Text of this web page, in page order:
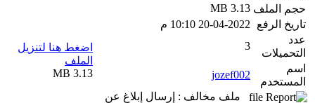
حجم الملف 3.13 MB
تاريخ الرفع
20-04-2022 10:10 م
عدد
التحميلات
3
اسم
المستخدم
jozef002
ملف مخالف : إرسال إبلاغ عن
اضغط هنا لتنزيل
الملف
3.13 MB